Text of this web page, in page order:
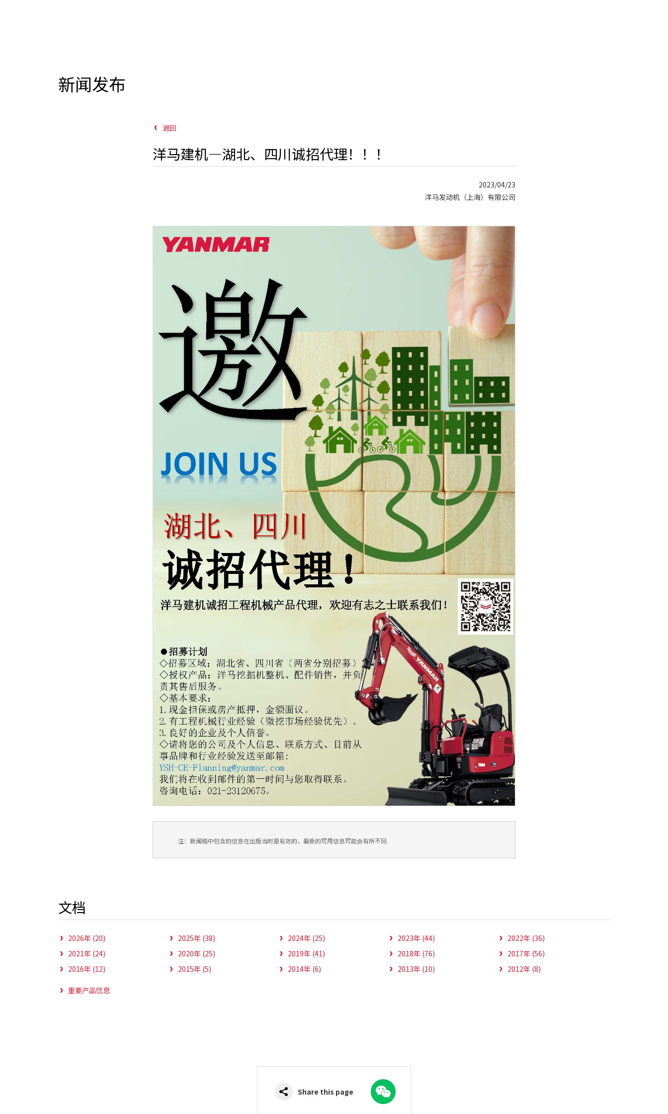
新闻发布
退回
洋马建机—湖北、四川诚招代理！！！
2023/04/23
洋马发动机（上海）有限公司
注：新闻稿中包含的信息在出版当时是有效的，最新的可用信息可能会有所不同
文档
2026年 (20) 2025年 (38) 2024年 (25) 2023年 (44)
2022年 (36)
2021年 (24)
2020年 (25) 2019年 (41) 2018年 (76)
2017年 (56)
2016年 (12)
2015年 (5) 2014年 (6) 2013年 (10) 2012年 (8)
重要产品信息
Share this page
WeChat